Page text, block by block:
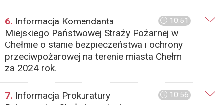
10:51
6. Informacja Komendanta
Miejskiego Państwowej Straży Pożarnej w
Chełmie o stanie bezpieczeństwa i ochrony
przeciwpożarowej na terenie miasta Chełm
za 2024 rok.
10:56
7. Informacja Prokuratury